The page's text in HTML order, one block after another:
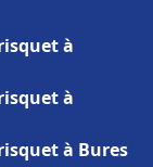
à
à
à Bures